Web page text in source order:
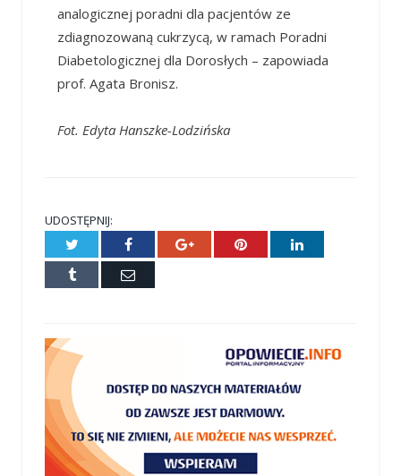
analogicznej poradni dla pacjentów ze
zdiagnozowaną cukrzycą, w ramach Poradni
Diabetologicznej dla Dorosłych – zapowiada
prof. Agata Bronisz.
Fot. Edyta Hanszke-Lodzińska
UDOSTĘPNIJ:
Twitter Facebook Google+ Pinterest LinkedIn
Tumblr
E-